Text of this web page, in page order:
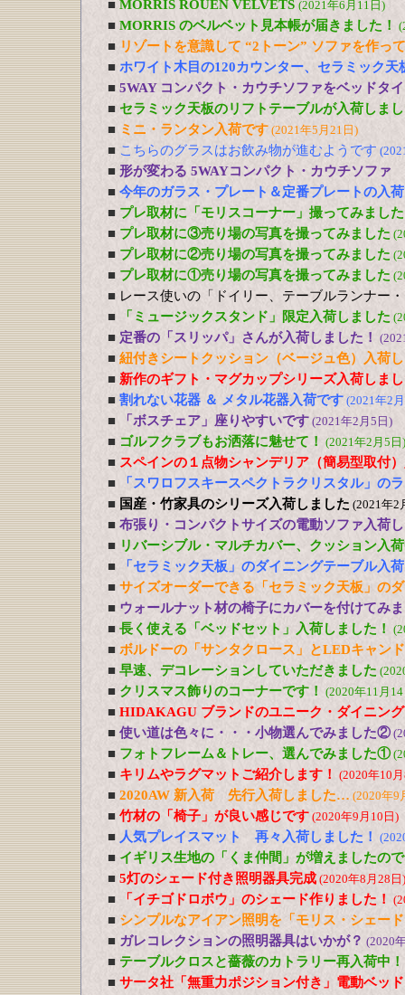
■ MORRIS ROUEN VELVETS (2021年6月11日)
■ MORRIS のベルベット見本帳が届きました！
■ リゾートを意識して “2トーン” ソファを作っ
■ ホワイト木目の120カウンター、セラミック天
■ 5WAY コンパクト・カウチソファをベッドタ
■ セラミック天板のリフトテーブルが入荷しま
■ ミニ・ランタン入荷です (2021年5月21日)
■ こちらのグラスはお飲み物が進むようです
■ 形が変わる 5WAYコンパクト・カウチソファ
■ 今年のガラス・プレート＆定番プレートの入
■ プレ取材に「モリスコーナー」撮ってみました
■ プレ取材に③売り場の写真を撮ってみました
■ プレ取材に②売り場の写真を撮ってみました
■ プレ取材に①売り場の写真を撮ってみました
■ レース使いの「ドイリー、テーブルランナー
■
「ミュージックスタンド」限定入荷しました
■ 定番の「スリッパ」さんが入荷しました！
■ 紐付きシートクッション（ベージュ色）入荷
■ 新作のギフト・マグカップシリーズ入荷しま
■ 割れない花器 ＆ メタル花器入荷です (2021年2
■ 「ボスチェア」座りやすいです (2021年2月5日)
■ ゴルフクラブもお洒落に魅せて！ (2021年2月5日)
■ スペインの１点物シャンデリア（簡易型取付
■
「スワロフスキースペクトラクリスタル」の
■ 国産・竹家具のシリーズ入荷しました (2021年2
■ 布張り・コンパクトサイズの電動ソファ入荷
■ リバーシブル・マルチカバー、クッション入
■
「セラミック天板」のダイニングテーブル入
■ サイズオーダーできる「セラミック天板」の
■ ウォールナット材の椅子にカバーを付けてみ
■ 長く使える「ベッドセット」入荷しました！
■ ボルドーの「サンタクロース」とLEDキャン
■ 早速、デコレーションしていただきました
■ クリスマス飾りのコーナーです！ (2020年11月
■ HIDAKAGU ブランドのユニーク・ダイニン
■ 使い道は色々に・・・小物選んでみました②
■ フォトフレーム＆トレー、選んでみました①
■ キリムやラグマットご紹介します！ (2020年10
■ 2020AW 新入荷 先行入荷しました… (2020年9
■ 竹材の「椅子」が良い感じです (2020年9月10日)
■ 人気プレイスマット 再々入荷しました！
■ イギリス生地の「くま仲間」が増えましたの
■ 5灯のシェード付き照明器具完成 (2020年8月28日)
■ 「イチゴドロボウ」のシェード作りました！
■ シンプルなアイアン照明を「モリス・シェー
■ ガレコレクションの照明器具はいかが？ (2020
■ テーブルクロスと薔薇のカトラリー再入荷中！
■ サータ社「無重力ポジション付き」電動ベッ